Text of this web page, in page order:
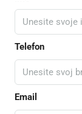
Telefon
Email